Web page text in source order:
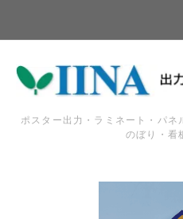
ポスター出力・ラミネート・パネ
のぼり・看